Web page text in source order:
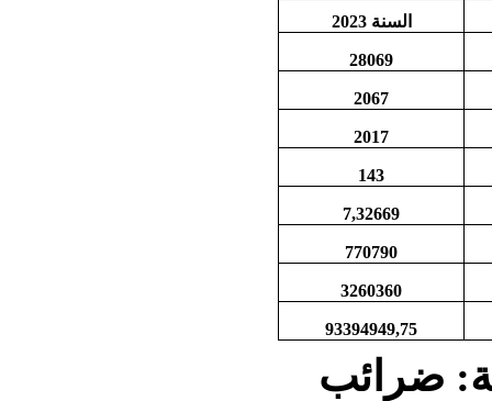
السنة2023
28069
2067
2017
143
7,32669
770790
3260360
93394949,75
ضرائب